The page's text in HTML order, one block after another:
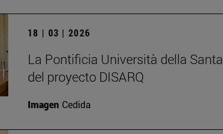
18 | 03 | 2026
La Pontificia Università della
del proyecto DISARQ
Imagen Cedida